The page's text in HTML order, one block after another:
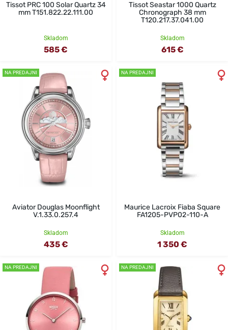
Tissot PRC 100 Solar Quartz 34
mm T151.822.22.111.00
Skladom
585 €
Tissot Seastar 1000 Quartz
Chronograph 38 mm
T120.217.37.041.00
Skladom
615 €
NA PREDAJNI
Aviator Douglas Moonflight
V.1.33.0.257.4
Skladom
435 €
NA PREDAJNI
Maurice Lacroix Fiaba Square
FA1205-PVP02-110-A
Skladom
1 350 €
NA PREDAJNI NA PREDAJNI